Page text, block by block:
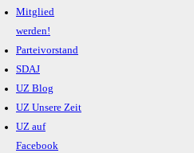
Mitglied
werden!
Parteivorstand
SDAJ
UZ Blog
UZ Unsere Zeit
UZ auf
Facebook